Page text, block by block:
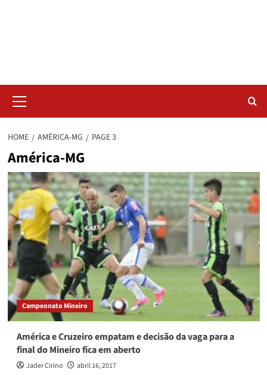
Menu
HOME AMÉRICA-MG PAGE 3
América-MG
Campeonato Mineiro
América e Cruzeiro empatam e decisão da vaga para a
final do Mineiro fica em aberto
Jader Cirino
abril 16, 2017